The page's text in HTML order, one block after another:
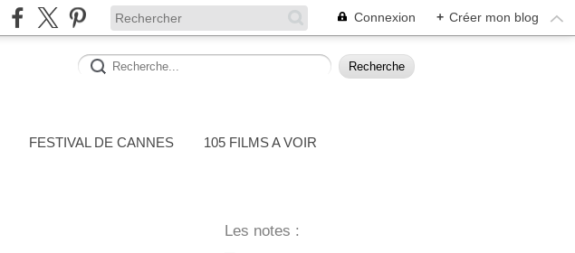
Connexion + Créer mon blog
FESTIVAL DE CANNES
105 FILMS A VOIR
Les notes :